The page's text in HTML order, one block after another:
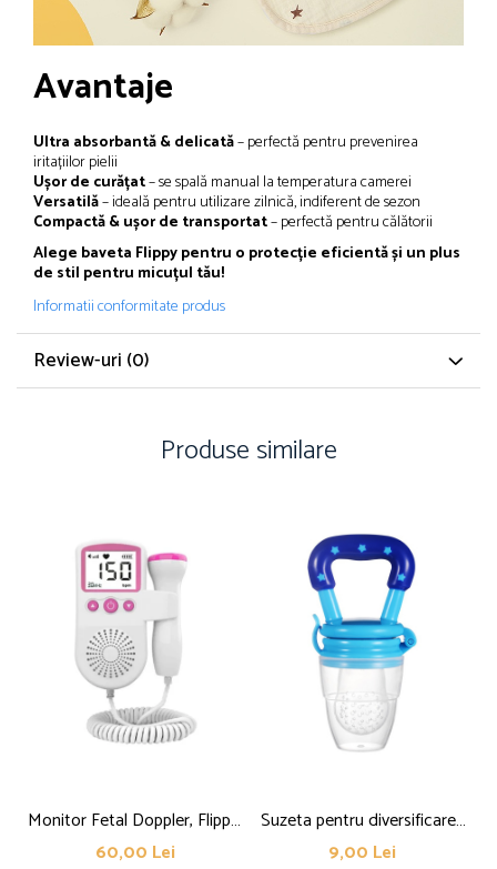
Avantaje
Ultra absorbantă & delicată– perfectă pentru prevenirea
iritațiilor pielii
Ușor de curățat– se spală manual la temperatura camerei
Versatilă– ideală pentru utilizare zilnică, indiferent de sezon
Compactă & ușor de transportat– perfectă pentru călătorii
Alege baveta Flippy pentru o protecție eficientă și un plus
de stil pentru micuțul tău!
Informatii conformitate produs
Review-uri (0)
Produse similare
Monitor Fetal Doppler, Flippy,
Monitorizare Sarcina, Ritm
60,00 Lei
Suzeta pentru diversificarea
alimentatiei/dentitie Flippy,
9,00 Lei